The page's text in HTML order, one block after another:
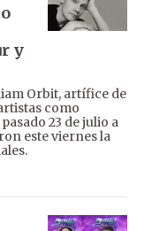
y
Orbit, artífice de
como
23 de julio a
este viernes la